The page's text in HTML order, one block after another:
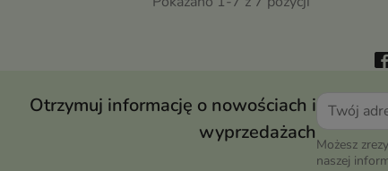
Otrzymuj informację o nowościach i
wyprzedażach
Możesz
naszej